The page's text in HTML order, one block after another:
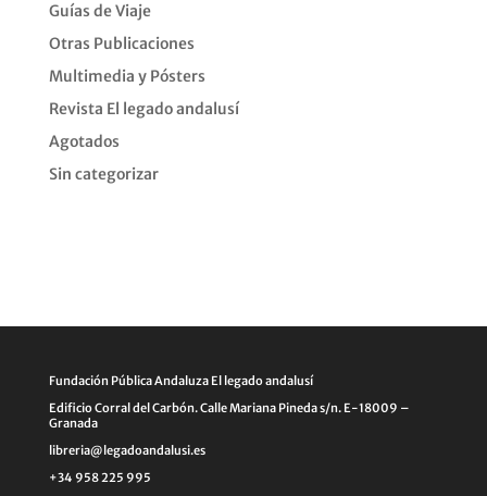
Guías de Viaje
Otras Publicaciones
Multimedia y Pósters
Revista El legado andalusí
Agotados
Sin categorizar
Fundación Pública Andaluza El legado andalusí
Edificio Corral del Carbón. Calle Mariana Pineda s/n. E-18009 –
Granada
libreria@legadoandalusi.es
+34 958 225 995